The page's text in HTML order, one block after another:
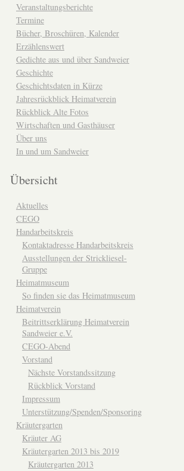
Veranstaltungsberichte
Termine
Bücher, Broschüren, Kalender
Erzählenswert
Gedichte aus und über Sandweier
Geschichte
Geschichtsdaten in Kürze
Jahresrückblick Heimatverein
Rückblick Alte Fotos
Wirtschaften und Gasthäuser
Über uns
In und um Sandweier
Übersicht
Aktuelles
CEGO
Handarbeitskreis
Kontaktadresse Handarbeitskreis
Ausstellungen der Strickliesel-
Gruppe
Heimatmuseum
So finden sie das Heimatmuseum
Heimatverein
Beitrittserklärung Heimatverein
Sandweier e.V.
CEGO-Abend
Vorstand
Nächste Vorstandssitzung
Rückblick Vorstand
Impressum
Unterstützung/Spenden/Sponsoring
Kräutergarten
Kräuter AG
Kräutergarten 2013 bis 2019
Kräutergarten 2013